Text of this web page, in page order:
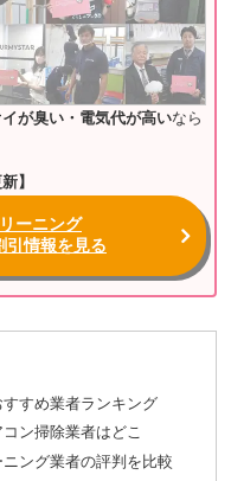
が臭い・電気代が高いなら
】
ーニング
引情報を見る
すめ業者ランキング
ン掃除業者はどこ
ング業者の評判を比較